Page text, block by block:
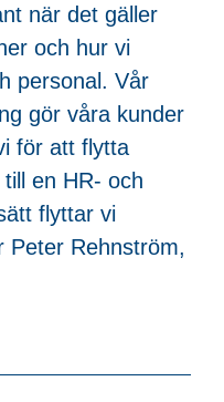
när det gäller
och hur vi
personal. Vår
gör våra kunder
för att flytta
en HR- och
flyttar vi
Peter Rehnström,